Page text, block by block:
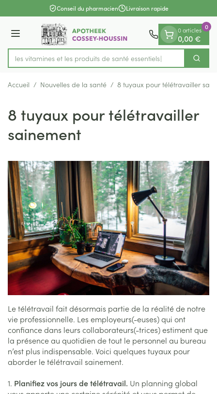
Aller au contenu
1 de 1Conseil du pharmacien Livraison rapide
Menu
Rechercher
les vitamines et les produits de santé essentiels
0 articles
0,00 €
0
Accueil / Nouvelles de la santé / 8 tuyaux pour télétravailler
8 tuyaux pour télétravailler
sainement
Le télétravail fait désormais partie de la réalité de notre
vie professionnelle. Les employeurs(-euses) qui ont
confiance dans leurs collaborateurs(-trices) estiment que
la présence au quotidien de tout le personnel au bureau
n’est plus indispensable. Voici quelques tuyaux pour
aborder le télétravail sainement.
1. Planifiez vos jours de télétravail. Un planning global